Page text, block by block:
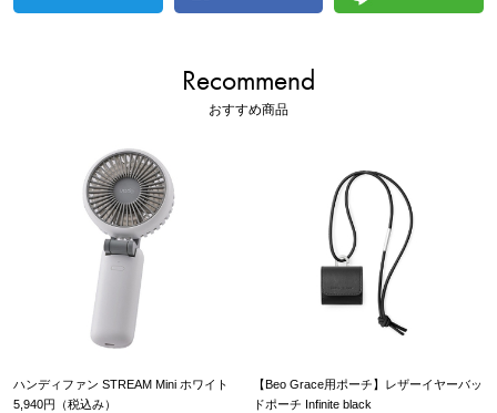
Recommend
おすすめ商品
ハンディファン STREAM Mini ホワイト
5,940円（税込み）
【Beo Grace用ポーチ】レザーイヤーバッ
ドポーチ Infinite black